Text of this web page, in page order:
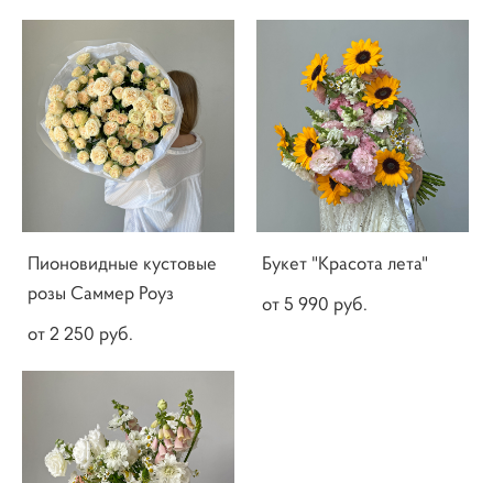
Пионовидные кустовые
розы Саммер Роуз
от 2 250 pуб.
Букет "Красота лета"
от 5 990 pуб.